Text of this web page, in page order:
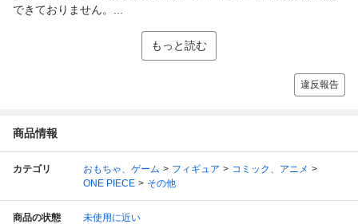
できておりません。...
もっと読む
違反報告
商品情報
カテゴリ おもちゃ、ゲーム フィギュア
コミック、アニメ
ONE PIECE
その他
商品の状態 未使用に近い